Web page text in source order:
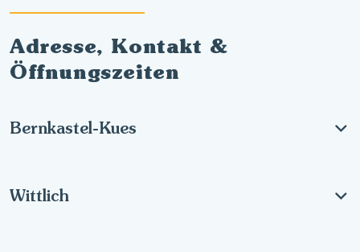
Adresse, Kontakt &
Öffnungszeiten
Bernkastel-Kues
Wittlich